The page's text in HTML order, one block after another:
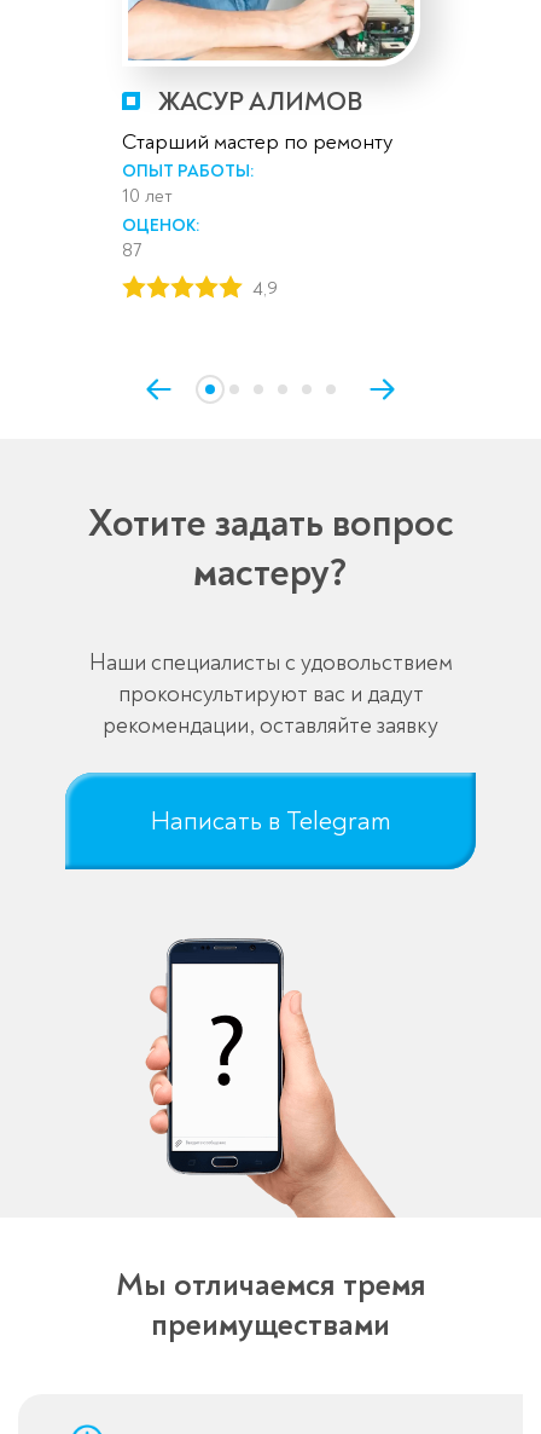
ЖАСУР АЛИМОВ
Старший мастер по ремонту
ОПЫТ РАБОТЫ:
10 лет
ОЦЕНОК:
87
4,9
Хотите задать вопрос
мастеру?
Наши специалисты с удовольствием
проконсультируют вас и дадут
рекомендации, оставляйте заявку
Написать в Telegram
Мы отличаемся тремя
преимуществами
Спасибо!
Менеджер свяжется с вами в
течение 3-x минут.